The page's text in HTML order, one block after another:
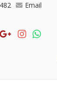
Email